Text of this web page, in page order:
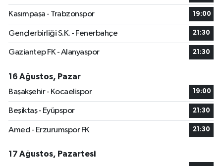
Kasımpaşa - Trabzonspor 19:00
Gençlerbirliği S.K. - Fenerbahçe 21:30
Gaziantep FK - Alanyaspor 21:30
16 Ağustos, Pazar
Başakşehir - Kocaelispor
19:00
Beşiktaş - Eyüpspor 21:30
Amed - Erzurumspor FK 21:30
17 Ağustos, Pazartesi